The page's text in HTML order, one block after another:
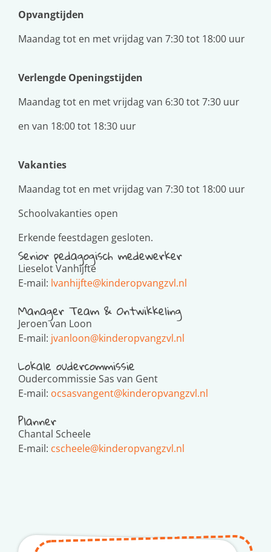
Opvangtijden
Maandag tot en met vrijdag van 7:30 tot 18:00 uur
Verlengde Openingstijden
Maandag tot en met vrijdag van 6:30 tot 7:30 uur
en van 18:00 tot 18:30 uur
Vakanties
Maandag tot en met vrijdag van 7:30 tot 18:00 uur
Schoolvakanties open
Erkende feestdagen gesloten.
Senior pedagogisch medewerker
Lieselot Vanhijfte
E-mail: lvanhijfte@kinderopvangzvl.nl
Manager Team & Ontwikkeling
Jeroen van Loon
E-mail: jvanloon@kinderopvangzvl.nl
Lokale oudercommissie
Oudercommissie Sas van Gent
E-mail: ocsasvangent@kinderopvangzvl.nl
Planner
Chantal Scheele
E-mail: cscheele@kinderopvangzvl.nl